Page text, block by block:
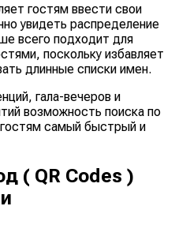
гостям ввести свои
увидеть распределение
всего подходит для
поскольку избавляет
длинные списки имен.
гала-вечеров и
возможность поиска по
самый быстрый и
( QR Codes )